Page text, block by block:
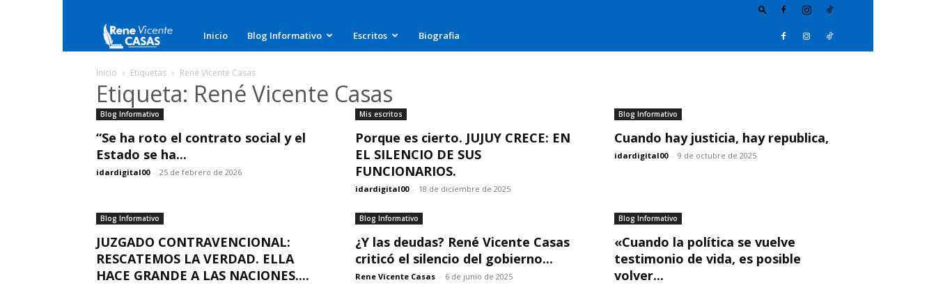
Rene
Vicente
Casas
Inicio Blog Informativo Escritos Biografia
Inicio Etiquetas René Vicente Casas
Etiqueta: René Vicente Casas
Blog Informativo
“Se ha roto el contrato social y el
Estado se ha...
idardigital00 - 25 de febrero de 2026
Mis escritos
Porque es cierto. JUJUY CRECE: EN
EL SILENCIO DE SUS
FUNCIONARIOS.
idardigital00 - 18 de diciembre de 2025
Blog Informativo
Cuando hay justicia, hay republica,
idardigital00 - 9 de octubre de 2025
Blog Informativo
JUZGADO CONTRAVENCIONAL:
RESCATEMOS LA VERDAD. ELLA
HACE GRANDE A LAS NACIONES....
Blog Informativo
¿Y las deudas? René Vicente Casas
criticó el silencio del gobierno...
Rene Vicente Casas - 6 de junio de 2025
Blog Informativo
«Cuando la política se vuelve
testimonio de vida, es posible
volver...